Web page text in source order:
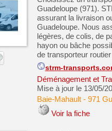
Guadeloupe (971).
assurant la livraison
Guadeloupe. Nous
légères, de colis, de
hayon ou bâche
de transporteur
strm-
Déménagement et
Mise à jour le 13/05/
Baie-Mahault- 971
Voir la fiche